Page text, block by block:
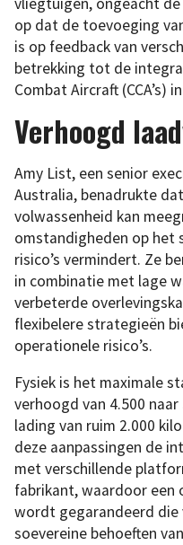
op dat de toevoeging
is op feedback van
betrekking tot de
Combat Aircraft (CCA’s)
Verhoogd
Amy List, een senior
Australia, benadrukte
volwassenheid kan
omstandigheden op het
risico’s vermindert. Ze
in combinatie met lage
verbeterde
flexibelere strategieën
operationele risico’s.
Fysiek is het maximale
verhoogd van 4.500
lading van ruim 2.000
deze aanpassingen de
met verschillende
fabrikant, waardoor een
wordt gegarandeerd die
soevereine behoeften